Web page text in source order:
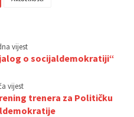
vijest
o socijaldemokratiji“
vijest
trenera za Političku